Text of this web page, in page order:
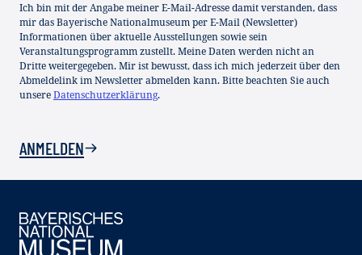
Ich bin mit der Angabe meiner E-Mail-Adresse damit verstanden, dass
mir das Bayerische Nationalmuseum per E-Mail (Newsletter)
Informationen über aktuelle Ausstellungen sowie sein
Veranstaltungsprogramm zustellt. Meine Daten werden nicht an
Dritte weitergegeben. Mir ist bewusst, dass ich mich jederzeit über den
Abmeldelink im Newsletter abmelden kann. Bitte beachten Sie auch
unsereDatenschutzerklärung.
ANMELDEN